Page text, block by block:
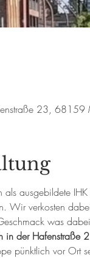
23, 68159
ausgebildete
Wir verkosten
was
in der Hafenstraße
pünktlich vor Ort